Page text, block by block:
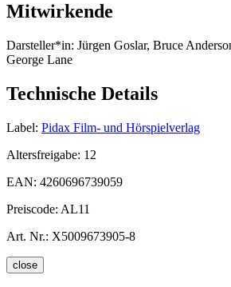
Mitwirkende
Darsteller*in: Jürgen Goslar, Bruce
George Lane
Technische Details
Label: Pidax Film- und Hörspielverlag
Altersfreigabe: 12
EAN: 4260696739059
Preiscode: AL11
Art. Nr.: X5009673905-8
close